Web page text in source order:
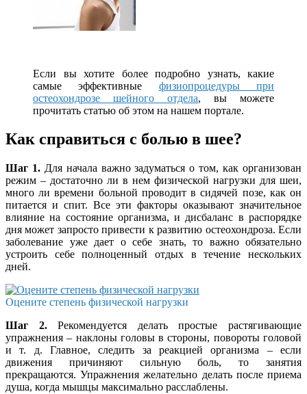
Если вы хотите более подробно узнать, какие
самые эффективные физиопроцедуры при
остеохондрозе шейного отдела, вы можете
прочитать статью об этом на нашем портале.
Как справиться с болью в шее?
Шаг 1.Для начала важно задуматься о том, как организован
режим – достаточно ли в нем физической нагрузки для шеи,
много ли времени больной проводит в сидячей позе, как он
питается и спит. Все эти факторы оказывают значительное
влияние на состояние организма, и дисбаланс в распорядке
дня может запросто привести к развитию остеохондроза. Если
заболевание уже дает о себе знать, то важно обязательно
устроить себе полноценный отдых в течение нескольких
дней.
Оцените степень физической нагрузки
Шаг 2.Рекомендуется делать простые растягивающие
упражнения – наклоны головы в стороны, повороты головой
и т. д. Главное, следить за реакцией организма – если
движения причиняют сильную боль, то занятия
прекращаются. Упражнения желательно делать после приема
душа, когда мышцы максимально расслаблены.